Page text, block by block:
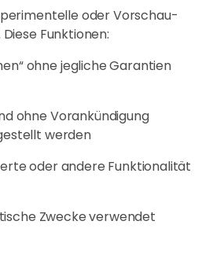
oder Vorschau-
Funktionen:
ohne jegliche Garantien
ohne Vorankündigung
werden
oder andere Funktionalität
Zwecke verwendet